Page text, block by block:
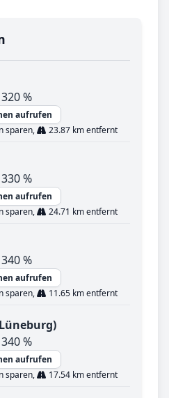
%
aufrufen
sparen,
23.87 km entfernt
%
aufrufen
sparen,
24.71 km entfernt
%
aufrufen
sparen,
11.65 km entfernt
%
aufrufen
sparen,
17.54 km entfernt